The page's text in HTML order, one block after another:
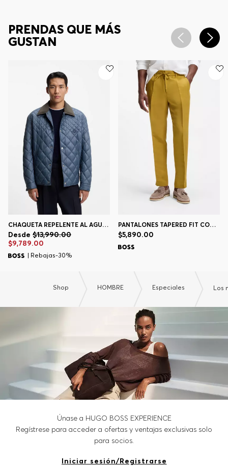
PRENDAS QUE MÁS
GUSTAN
CHAQUETA REPELENTE AL AGUA CON GUATEADO MIXTO
Desde $13,990.00
$9,789.00
| Rebajas-30%
PANTALONES TAPERED FIT CON CORDÓN EN LA CINTURA
$5,890.00
Shop HOMBRE Especiales Los
Únase a HUGO BOSS EXPERIENCE
Regístrese para acceder a ofertas y ventajas exclusivas solo
para socios.
Iniciar sesión/Registrarse